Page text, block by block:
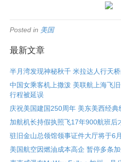
Posted in 美国
最新文章
半月湾发现神秘秋千 米拉达人行天
中国女乘客机上撒泼 美联航上海飞
行程被延误
庆祝美国建国250周年 美东美西经
加航机长持假执照飞17年900航班后
驻旧金山总领馆领事证件大厅将于6
美国航空因燃油成本高企 暂停多条